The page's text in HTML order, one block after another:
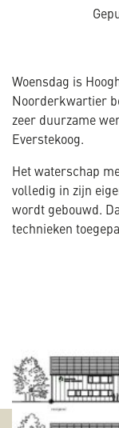
Woensdag is
Noorderkwartier
zeer duurzame
Everstekoog.
Het waterschap
volledig in zijn
wordt gebouwd.
technieken